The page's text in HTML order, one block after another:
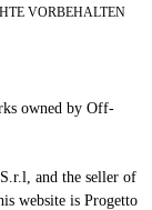
VORBEHALTEN
owned by Off-
and the seller of
website is Progetto